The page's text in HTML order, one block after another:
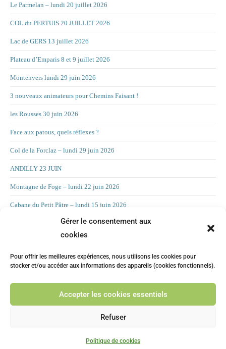
Gérer le consentement aux
cookies
Pour offrir les meilleures expériences, nous utilisons les cookies pour
stocker et/ou accéder aux informations des appareils (cookies fonctionnels).
Accepter les cookies essentiels
Refuser
Politique de cookies
Le Parmelan – lundi 20 juillet 2026
COL du PERTUIS 20 JUILLET 2026
Lac de GERS 13 juillet 2026
Plateau d’Emparis 8 et 9 juillet 2026
Montenvers lundi 29 juin 2026
3 nouveaux animateurs pour Chemins Faisant !
les Rousses 30 juin 2026
Face aux patous, quels réflexes ?
Col de la Forclaz – lundi 29 juin 2026
ANDILLY 23 JUIN
Montagne de Foge – lundi 22 juin 2026
Cabane du Petit Pâtre – lundi 15 juin 2026
La Croix d’Allant – lundi 8 juin 2026
LA CHAMBOTTE
CHILLY 19 MAI Suite
Copyright 2026 - Chemins Faisant Choisy -Politique de confidentialité
Politique des cookies